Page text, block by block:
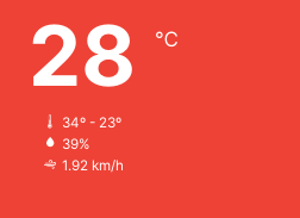
28 ℃
34º - 23º
39%
1.92 km/h